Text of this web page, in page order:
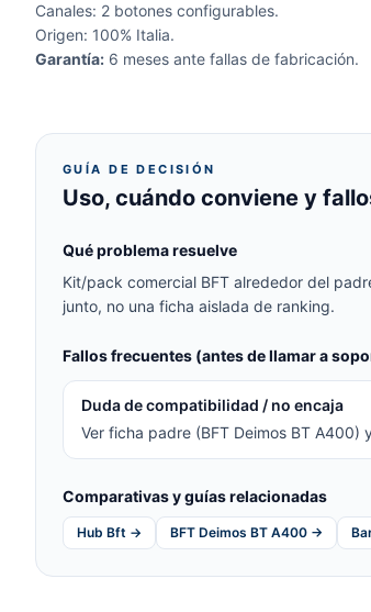
Canales: 2 botones configurables.
Origen: 100% Italia.
Garantía: 6 meses ante fallas de fabricación.
GUÍA DE DECISIÓN
Uso, cuándo conviene y
Qué problema resuelve
Kit/pack comercial BFT alrededor del
junto, no una ficha aislada de ranking.
Fallos frecuentes (antes de llamar a
Duda de compatibilidad / no encaja
Ver ficha padre (BFT Deimos BT
Comparativas y guías relacionadas
Hub Bft → BFT Deimos BT A400 →